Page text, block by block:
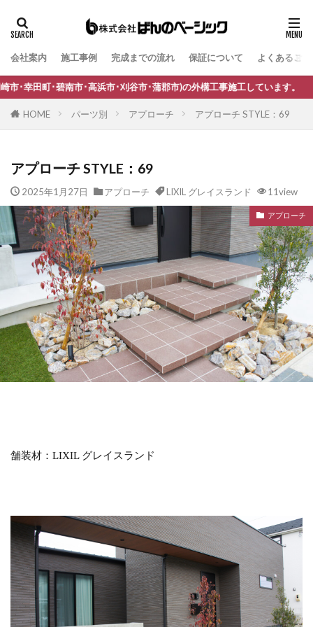
会社案内 施工事例 完成までの流れ 保証について よくあるご
浜市･刈谷市･蒲郡市)の外構工事施工しています。
HOME パーツ別 アプローチ アプローチ STYLE：69
アプローチ STYLE：69
2025年1月27日 アプローチ LIXIL グレイスランド 11view
アプローチ
舗装材：LIXIL グレイスランド
タグ
B-Life.s Bウッドスタイル
B-Life.s ジョグストーン
B-Life.s ロートアイアンサイン
Dea's Garden A-07
Dea'sGarden アルモ
Dea'sGarden カンナミニ
Dea'sGarden スタッコU
Dea'sGarden ディーズシェッド カンナ
Dea'sGarden プロバンス
Dea'sGarden ポーチ
ECOMOC エコモックフェンス
Kターフ
LIXIL アーキフィールド
LIXIL アーキフラン
LIXIL アクシィ1型
LIXIL アクシィ2型
LIXIL アメリカンフェンス
LIXIL アルファベットサイン
LIXIL アルメッシュフェンス
LIXIL エススライド
LIXIL ガーデンルームGF
LIXIL ココマ
LIXIL サイモン
LIXIL サニージュ
LIXIL サニーブリーズフェンス
LIXIL ジーマ
LIXIL スタイルコート
LIXIL ステンレスサイン
LIXIL スマート宅配ポスト
LIXIL デザイナーズパーツ 枕木材